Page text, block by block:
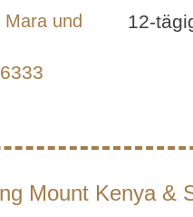
12-
Mount Kenya &